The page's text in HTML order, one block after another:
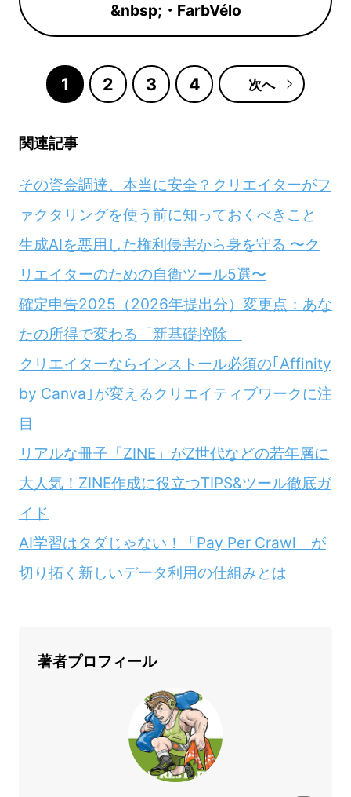
&nbsp;・FarbVélo
1 2 3 4 次へ
関連記事
その資金調達、本当に安全？クリエイターがフ
ァクタリングを使う前に知っておくべきこと
生成AIを悪用した権利侵害から身を守る 〜ク
リエイターのための自衛ツール5選〜
確定申告2025（2026年提出分）変更点：あな
たの所得で変わる「新基礎控除」
クリエイターならインストール必須の｢Affinity
by Canva｣が変えるクリエイティブワークに注
目
リアルな冊子「ZINE」がZ世代などの若年層に
大人気！ZINE作成に役立つTIPS&ツール徹底ガ
イド
AI学習はタダじゃない！「Pay Per Crawl」が
切り拓く新しいデータ利用の仕組みとは
著者プロフィール